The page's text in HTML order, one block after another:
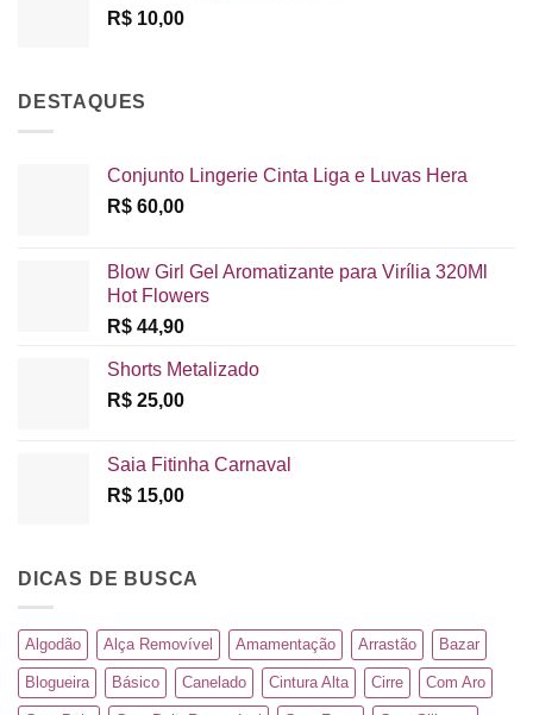
R$ 10,00
DESTAQUES
Conjunto Lingerie Cinta Liga e Luvas Hera
R$ 60,00
Blow Girl Gel Aromatizante para Virília 320Ml
Hot Flowers
R$ 44,90
Shorts Metalizado
R$ 25,00
Saia Fitinha Carnaval
R$ 15,00
DICAS DE BUSCA
Algodão Alça Removível Amamentação Arrastão Bazar
Blogueira Básico Canelado Cintura Alta Cirre Com Aro